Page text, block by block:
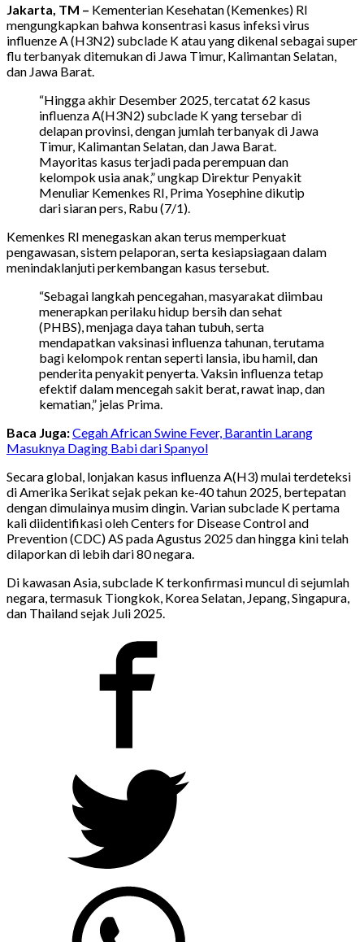
Jakarta, TM – Kementerian Kesehatan (Kemenkes) RI
mengungkapkan bahwa konsentrasi kasus infeksi virus
influenze A (H3N2) subclade K atau yang dikenal sebagai super
flu terbanyak ditemukan di Jawa Timur, Kalimantan Selatan,
dan Jawa Barat.
“Hingga akhir Desember 2025, tercatat 62 kasus
influenza A(H3N2) subclade K yang tersebar di
delapan provinsi, dengan jumlah terbanyak di Jawa
Timur, Kalimantan Selatan, dan Jawa Barat.
Mayoritas kasus terjadi pada perempuan dan
kelompok usia anak,” ungkap Direktur Penyakit
Menuliar Kemenkes RI, Prima Yosephine dikutip
dari siaran pers, Rabu (7/1).
Kemenkes RI menegaskan akan terus memperkuat
pengawasan, sistem pelaporan, serta kesiapsiagaan dalam
menindaklanjuti perkembangan kasus tersebut.
“Sebagai langkah pencegahan, masyarakat diimbau
menerapkan perilaku hidup bersih dan sehat
(PHBS), menjaga daya tahan tubuh, serta
mendapatkan vaksinasi influenza tahunan, terutama
bagi kelompok rentan seperti lansia, ibu hamil, dan
penderita penyakit penyerta. Vaksin influenza tetap
efektif dalam mencegah sakit berat, rawat inap, dan
kematian,” jelas Prima.
Baca Juga:Cegah African Swine Fever, Barantin Larang
Masuknya Daging Babi dari Spanyol
Secara global, lonjakan kasus influenza A(H3) mulai terdeteksi
di Amerika Serikat sejak pekan ke-40 tahun 2025, bertepatan
dengan dimulainya musim dingin. Varian subclade K pertama
kali diidentifikasi oleh Centers for Disease Control and
Prevention (CDC) AS pada Agustus 2025 dan hingga kini telah
dilaporkan di lebih dari 80 negara.
Di kawasan Asia, subclade K terkonfirmasi muncul di sejumlah
negara, termasuk Tiongkok, Korea Selatan, Jepang, Singapura,
dan Thailand sejak Juli 2025.